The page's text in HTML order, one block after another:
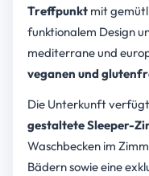
Treffpunktmit
funktionalem Design
mediterrane und
veganen und
Die Unterkunft
gestaltete Sleeper-
Waschbecken im
Bädern sowie eine